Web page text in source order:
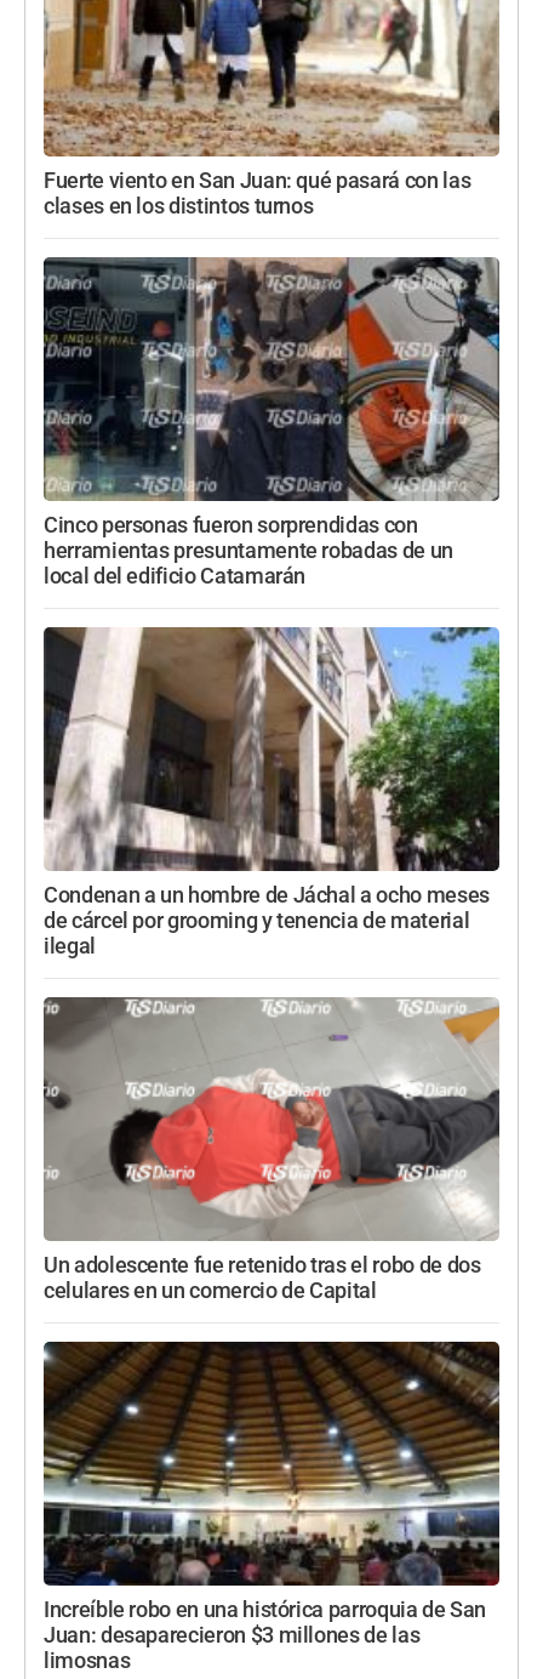
Fuerte viento en San Juan: qué pasará con las
clases en los distintos turnos
Cinco personas fueron sorprendidas con
herramientas presuntamente robadas de un
local del edificio Catamarán
Condenan a un hombre de Jáchal a ocho meses
de cárcel por grooming y tenencia de material
ilegal
Un adolescente fue retenido tras el robo de dos
celulares en un comercio de Capital
Increíble robo en una histórica parroquia de San
Juan: desaparecieron $3 millones de las
limosnas